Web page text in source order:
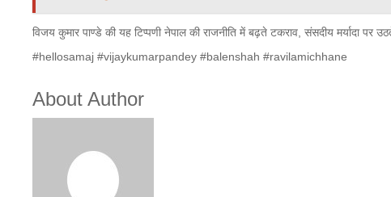
विजय कुमार पाण्डे की यह टिप्पणी नेपाल की राजनीति में बढ़ते टकराव, संसदीय मर्यादा
#hellosamaj #vijaykumarpandey #balenshah #ravilamichhane
About Author